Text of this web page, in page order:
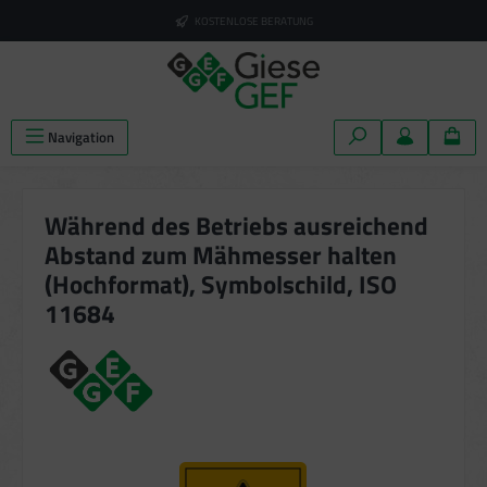
KOSTENLOSE BERATUNG
Navigation
Während des Betriebs ausreichend
Abstand zum Mähmesser halten
(Hochformat), Symbolschild, ISO
11684
Bildergalerie überspringen